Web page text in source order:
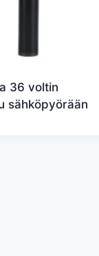
36 voltin
sähköpyörään